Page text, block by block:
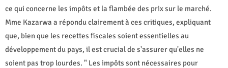
ce qui concerne les impôts et la flambée des prix sur le marché.
Mme Kazarwa a répondu clairement à ces critiques, expliquant
que, bien que les recettes fiscales soient essentielles au
développement du pays, il est crucial de s'assurer qu'elles ne
soient pas trop lourdes. " Les impôts sont nécessaires pour